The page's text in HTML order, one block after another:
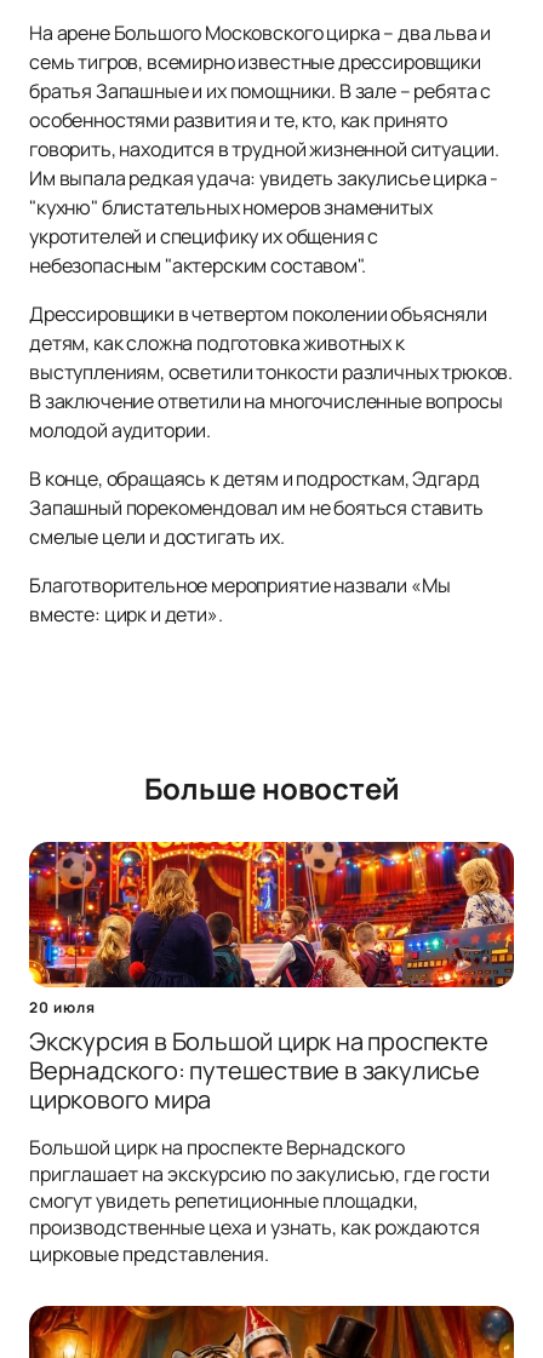
На арене Большого Московского цирка – два льва и
семь тигров, всемирно известные дрессировщики
братья Запашные и их помощники. В зале – ребята с
особенностями развития и те, кто, как принято
говорить, находится в трудной жизненной ситуации.
Им выпала редкая удача: увидеть закулисье цирка -
"кухню" блистательных номеров знаменитых
укротителей и специфику их общения с
небезопасным "актерским составом".
Дрессировщики в четвертом поколении объясняли
детям, как сложна подготовка животных к
выступлениям, осветили тонкости различных трюков.
В заключение ответили на многочисленные вопросы
молодой аудитории.
В конце, обращаясь к детям и подросткам, Эдгард
Запашный порекомендовал им не бояться ставить
смелые цели и достигать их.
Благотворительное мероприятие назвали «Мы
вместе: цирк и дети».
Больше новостей
20 июля
Экскурсия в Большой цирк на проспекте
Вернадского: путешествие в закулисье
циркового мира
Большой цирк на проспекте Вернадского
приглашает на экскурсию по закулисью, где гости
смогут увидеть репетиционные площадки,
производственные цеха и узнать, как рождаются
цирковые представления.